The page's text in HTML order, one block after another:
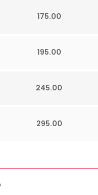
175.00
195.00
245.00
295.00